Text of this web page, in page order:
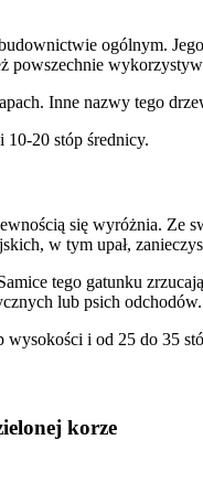
ogólnym.
powszechnie
Inne nazwy tego
10-20 stóp średnicy.
się wyróżnia.
w tym upał,
tego gatunku
lub psich odchodów.
wysokości i od 25 do 35
korze